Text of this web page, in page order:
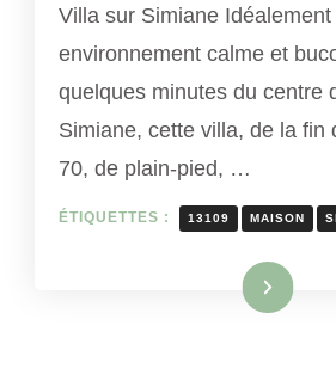
Villa sur Simiane
environnement calme et
quelques minutes du centre
Simiane, cette villa, de la fin
70, de plain-pied, …
ÉTIQUETTES : 13109 MAISON
Lire la suite